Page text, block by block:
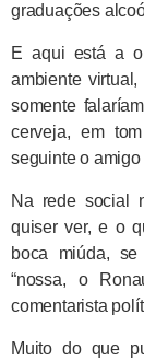
graduações
E aqui está a
ambiente
somente
cerveja, em
seguinte o
Na rede social
quiser ver, e o
boca miúda,
“nossa, o
comentarista
Muito do que